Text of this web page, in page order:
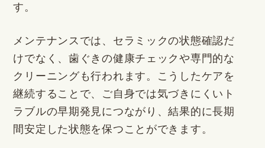
す。
メンテナンスでは、セラミックの状態確認だ
けでなく、歯ぐきの健康チェックや専門的な
クリーニングも行われます。こうしたケアを
継続することで、ご自身では気づきにくいト
ラブルの早期発見につながり、結果的に長期
間安定した状態を保つことができます。